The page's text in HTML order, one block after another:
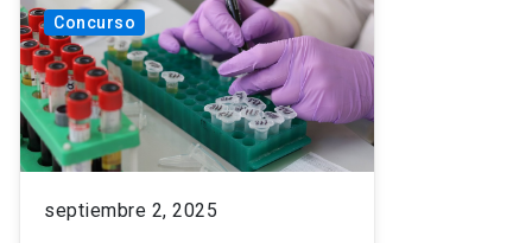
Concurso
septiembre 2, 2025